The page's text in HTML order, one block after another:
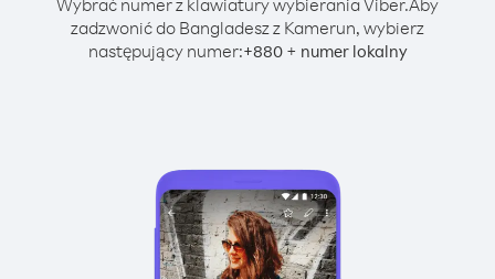
Wybrać numer z klawiatury wybierania Viber.Aby
zadzwonić do Bangladesz z Kamerun, wybierz
następujący numer:+880+ numer lokalny